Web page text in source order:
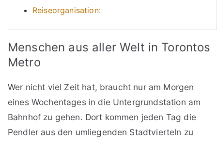
Reiseorganisation:
Menschen aus aller Welt in Torontos
Metro
Wer nicht viel Zeit hat, braucht nur am Morgen
eines Wochentages in die Untergrundstation am
Bahnhof zu gehen. Dort kommen jeden Tag die
Pendler aus den umliegenden Stadtvierteln zu